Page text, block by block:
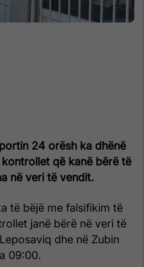
24 orësh ka dhënë
që kanë bërë të
në veri të vendit.
të bëjë me falsifikim të
janë bërë në veri të
dhe në Zubin
09:00.